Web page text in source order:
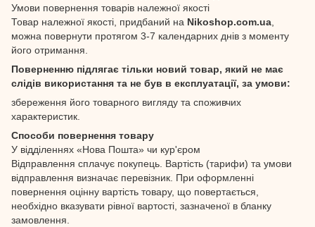
Умови повернення товарів належної якості
Товар належної якості, придбаний на Nikoshop.com.ua
можна повернути протягом 3-7 календарних днів з моменту
його отримання.
Поверненню підлягає тільки новий товар, який не має
слідів використання та не був в експлуатації, за умови:
збереження його товарного вигляду та споживчих
характеристик.
Способи повернення товару
У відділеннях «Нова Пошта» чи кур'єром
Відправлення сплачує покупець. Вартість (тарифи) та умови
відправлення визначає перевізник. При оформленні
повернення оцінну вартість товару, що повертається,
необхідно вказувати рівної вартості, зазначеної в бланку
замовлення.